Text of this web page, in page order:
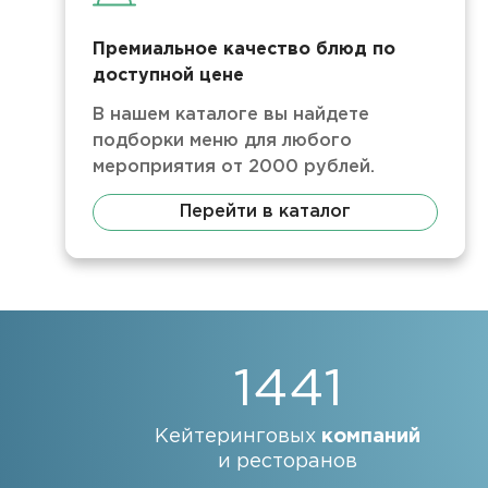
Премиальное качество блюд по
доступной цене
В нашем каталоге вы найдете
подборки меню для любого
мероприятия от 2000 рублей.
Перейти в каталог
1441
Кейтеринговых компаний
и ресторанов